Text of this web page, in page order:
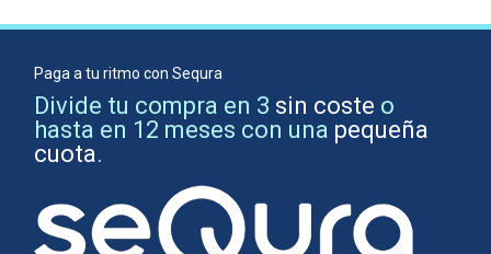
Paga a tu ritmo con Sequra
Divide tu compra en 3 sin coste o
hasta en 12 meses con una pequeña
cuota.